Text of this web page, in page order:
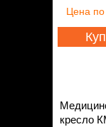
Цена
кресло